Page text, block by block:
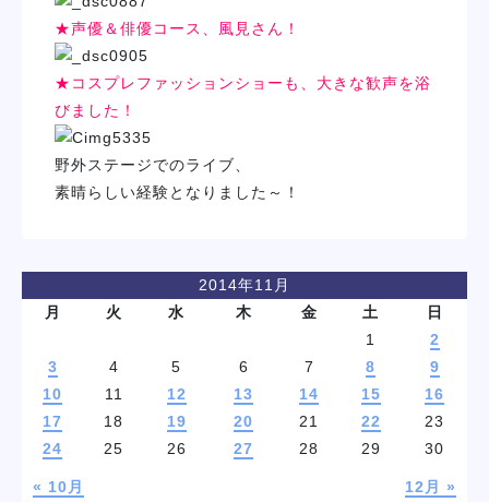
★声優＆俳優コース、風見さん！
★コスプレファッションショーも、大きな歓声を浴
びました！
野外ステージでのライブ、
素晴らしい経験となりました～！
2014年11月
月
火 水 木 金 土 日
« 10月 12月 »
1
2
3
4 5 6 7 8
9
10
11 12 13 14 15
16
17
18 19 20 21 22
23
24
25 26 27 28 29 30